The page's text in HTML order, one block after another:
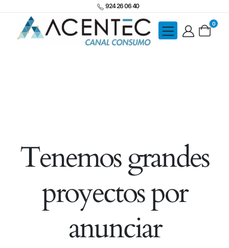
924 26 06 40
0
Tenemos grandes
proyectos por
anunciar